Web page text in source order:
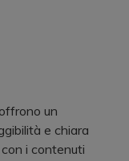
un
e chiara
i contenuti